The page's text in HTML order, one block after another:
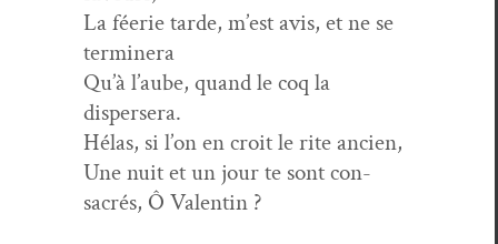
La féerie tarde, m’est avis, et ne se
terminera
Qu’à l’aube, quand le coq la
dispersera.
Hélas, si l’on en croit le rite ancien,
Une nuit et un jour te sont con­
sacrés, Ô Valentin ?